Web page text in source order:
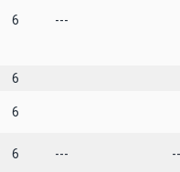
6 ---
6
6
6 ---